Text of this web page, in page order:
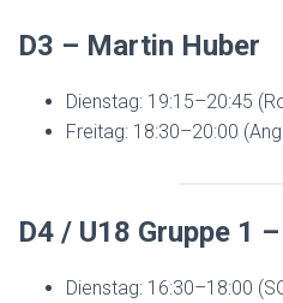
D3 – Martin Huber
Dienstag: 19:15–20:45
Freitag: 18:30–20:00
D4 / U18 Gruppe 1 –
Dienstag: 16:30–18:00